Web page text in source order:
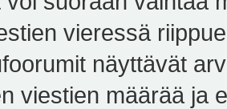
vieressä
näyttävät
viestien määrää ja